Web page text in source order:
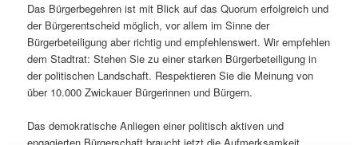
Das Bürgerbegehren ist mit Blick auf das Quorum erfolgreich und
der Bürgerentscheid möglich, vor allem im Sinne der
Bürgerbeteiligung aber richtig und empfehlenswert. Wir empfehlen
dem Stadtrat: Stehen Sie zu einer starken Bürgerbeteiligung in
der politischen Landschaft. Respektieren Sie die Meinung von
über 10.000 Zwickauer Bürgerinnen und Bürgern.
Das demokratische Anliegen einer politisch aktiven und